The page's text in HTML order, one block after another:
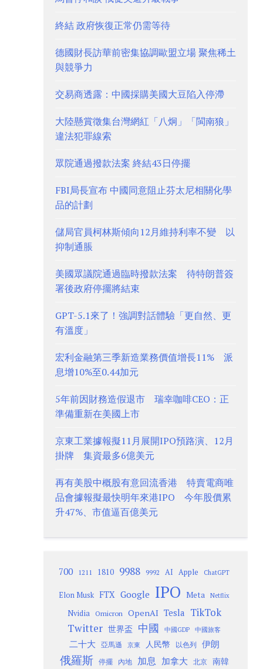
終結 政府恢復正常仍需等待
德國財長訪華前密集協調歐盟立場 聚焦稀土
與競爭力
交易商透露：中國採購美國大豆陷入停滯
大陸懸賞徵集台灣網紅「八炯」「閩南狼」
違法犯罪線索
眾院通過撥款法案 終結43日停擺
FBI局長宣布 中國同意阻止芬太尼相關化學
品的計劃
儲局官員柯林斯傾向12月維持利率不變 以
抑制通脹
美國眾議院通過臨時撥款法案 待特朗普簽
署後政府停擺將結束
GPT-5.1來了！強調對話體驗「更自然、更
有溫度」
宏利金融第三季新造業務價值增長11% 派
息增10%至0.44加元
5年前因財務造假退市 瑞幸咖啡CEO：正
準備重新在美國上市
京東工業據報擬11月展開IPO預路演、12月
掛牌 集資最多6億美元
再有美股中概股有意回流香港 特賣電商唯
品會據報擬最快明年來港IPO 今年股價累
升47%、市值逼百億美元
700 1211 1810 9988 9992 AI Apple ChatGPT
Elon Musk FTX Google IPO Meta Netflix
Nvidia Omicron OpenAI Tesla TikTok
Twitter 世界盃 中國 中國GDP 中國旅客
二十大 亞馬遜 京東 人民幣 以色列 伊朗
俄羅斯 停擺 內地 加息 加拿大 北京
南韓